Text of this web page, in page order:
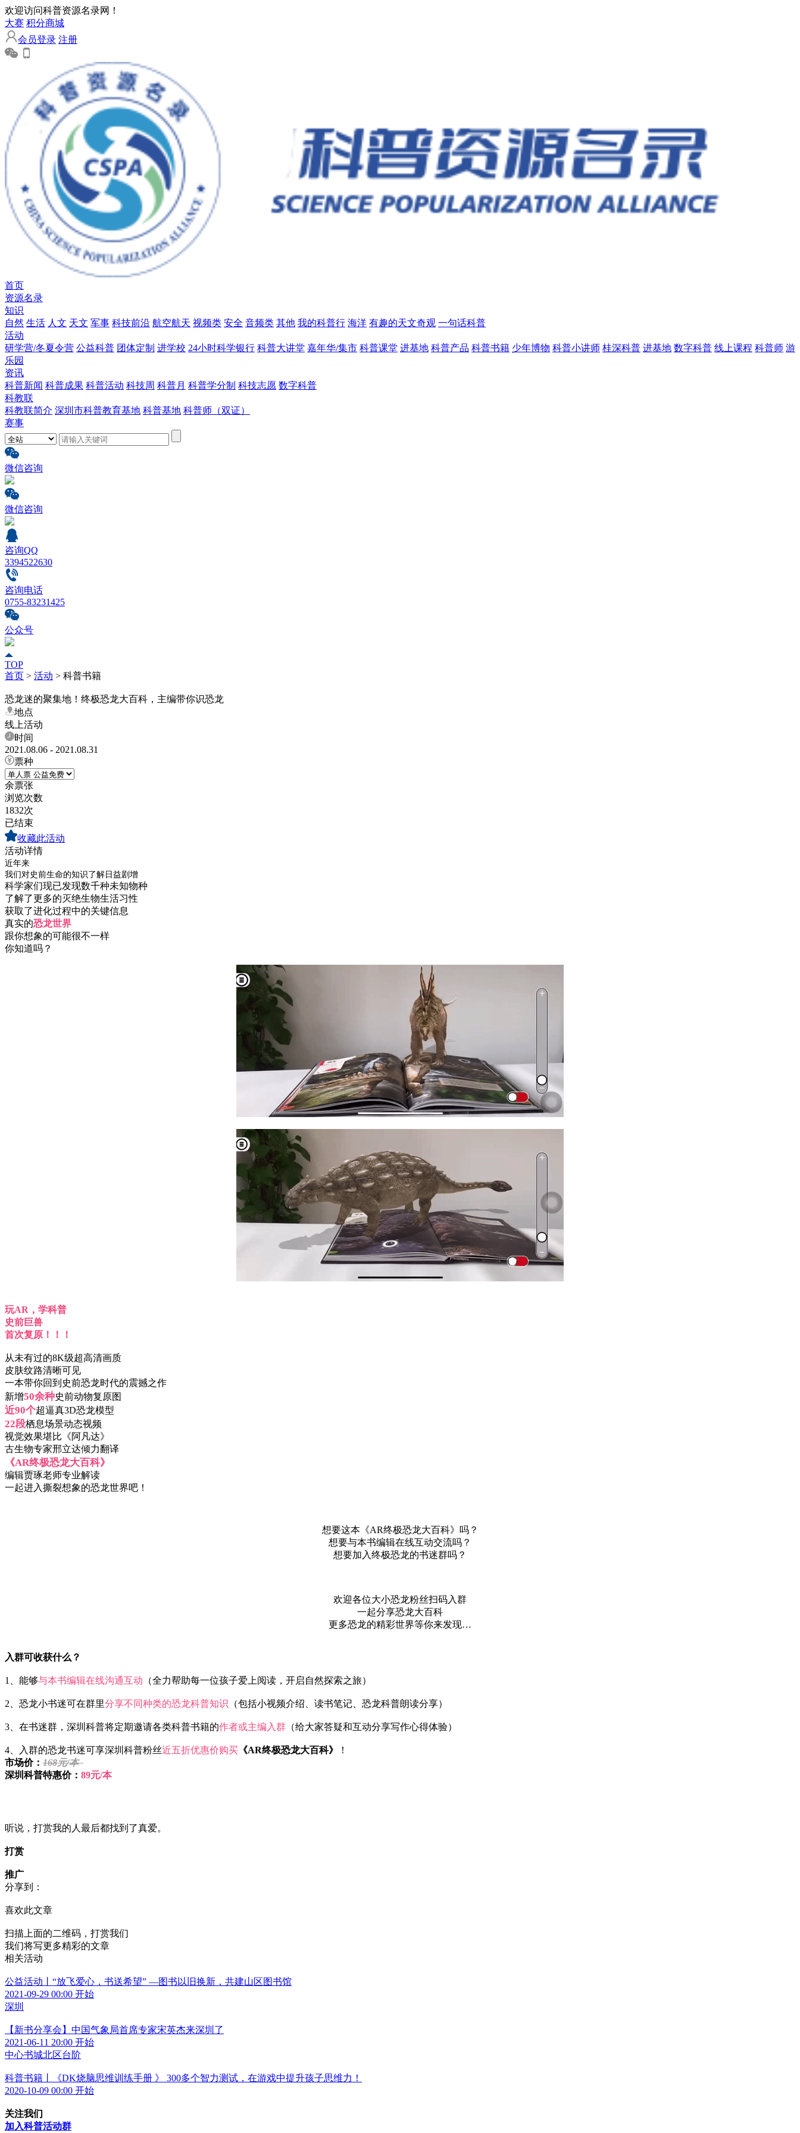
欢迎访问科普资源名录网！
大赛 积分商城
会员登录 注册
首页
资源名录
知识
自然 生活 人文 天文 军事 科技前沿 航空航天 视频类 安全 音频类 其他 我的科普行 海洋 有趣的天文奇观 一句话科普
活动
研学营/冬夏令营 公益科普 团体定制 进学校 24小时科学银行 科普大讲堂 嘉年华/集市 科普课堂 进基地 科普产品 科普书籍 少年博物 科普小讲师 桂深科普 进基地 数字科普 线上课程 科普师 游
乐园
资讯
科普新闻 科普成果 科普活动 科技周 科普月 科普学分制 科技志愿 数字科普
科教联
科教联简介 深圳市科普教育基地 科普基地 科普师（双证）
赛事
微信咨询
微信咨询
咨询QQ
3394522630
咨询电话
0755-83231425
公众号
TOP
首页 > 活动 > 科普书籍
恐龙迷的聚集地！终极恐龙大百科，主编带你识恐龙
地点
线上活动
时间
2021.08.06 - 2021.08.31
票种
余票张
浏览次数
1832次
已结束
收藏此活动
活动详情
近年来
我们对史前生命的知识了解日益剧增
科学家们现已发现数千种未知物种
了解了更多的灭绝生物生活习性
获取了进化过程中的关键信息
真实的恐龙世界
跟你想象的可能很不一样
你知道吗？
玩AR，学科普
史前巨兽
首次复原！！！
从未有过的8K级超高清画质
皮肤纹路清晰可见
一本带你回到史前恐龙时代的震撼之作
新增50余种史前动物复原图
近90个超逼真3D恐龙模型
22段栖息场景动态视频
视觉效果堪比《阿凡达》
古生物专家邢立达倾力翻译
《AR终极恐龙大百科》
编辑贾琢老师专业解读
一起进入撕裂想象的恐龙世界吧！
想要这本《AR终极恐龙大百科》吗？
想要与本书编辑在线互动交流吗？
想要加入终极恐龙的书迷群吗？
欢迎各位大小恐龙粉丝扫码入群
一起分享恐龙大百科
更多恐龙的精彩世界等你来发现…
入群可收获什么？
1、能够与本书编辑在线沟通互动 （全力帮助每一位孩子爱上阅读，开启自然探索之旅）
2、恐龙小书迷可在群里分享不同种类的恐龙科普知识 （包括小视频介绍、读书笔记、恐龙科普朗读分享）
3、在书迷群，深圳科普将定期邀请各类科普书籍的作者或主编入群 （给大家答疑和互动分享写作心得体验）
4、入群的恐龙书迷可享深圳科普粉丝近五折优惠价购买 《AR终极恐龙大百科》
！
市场价： 168元/本
深圳科普特惠价： 89元/本
听说，打赏我的人最后都找到了真爱。
打赏
推广
分享到：
喜欢此文章
扫描上面的二维码，打赏我们
我们将写更多精彩的文章
相关活动
公益活动丨“放飞爱心，书送希望” —图书以旧换新，共建山区图书馆
2021-09-29 00:00 开始
深圳
【新书分享会】中国气象局首席专家宋英杰来深圳了
2021-06-11 20:00 开始
中心书城北区台阶
科普书籍丨《DK烧脑思维训练手册 》 300多个智力测试，在游戏中提升孩子思维力！
2020-10-09 00:00 开始
关注我们
加入科普活动群